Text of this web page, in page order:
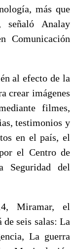
más que
Analay
Comunicación
al efecto de la
crear imágenes
filmes,
testimonios y
en el país, el
el Centro de
Seguridad del
Miramar, el
seis salas: La
La guerra